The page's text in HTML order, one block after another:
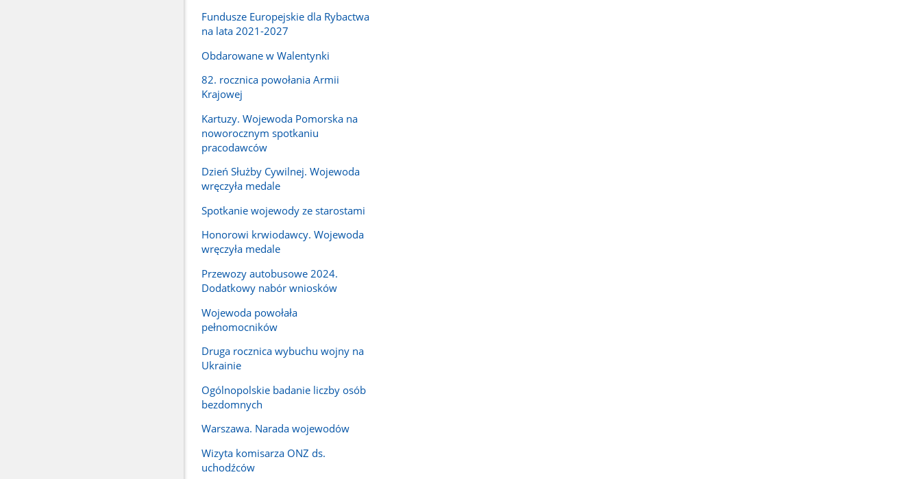
Fundusze Europejskie dla Rybactwa
na lata 2021-2027
Obdarowane w Walentynki
82. rocznica powołania Armii
Krajowej
Kartuzy. Wojewoda Pomorska na
noworocznym spotkaniu
pracodawców
Dzień Służby Cywilnej. Wojewoda
wręczyła medale
Spotkanie wojewody ze starostami
Honorowi krwiodawcy. Wojewoda
wręczyła medale
Przewozy autobusowe 2024.
Dodatkowy nabór wniosków
Wojewoda powołała
pełnomocników
Druga rocznica wybuchu wojny na
Ukrainie
Ogólnopolskie badanie liczby osób
bezdomnych
Warszawa. Narada wojewodów
Wizyta komisarza ONZ ds.
uchodźców